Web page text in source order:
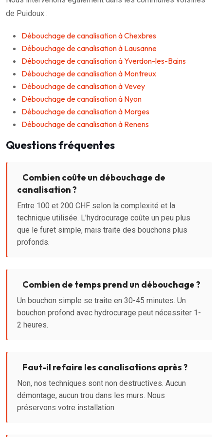
de Puidoux :
Débouchage de canalisation à Chexbres
Débouchage de canalisation à Lausanne
Débouchage de canalisation à Yverdon-les-Bains
Débouchage de canalisation à Montreux
Débouchage de canalisation à Vevey
Débouchage de canalisation à Nyon
Débouchage de canalisation à Morges
Débouchage de canalisation à Renens
Questions fréquentes
Combien coûte un débouchage de
canalisation ?
Entre 100 et 200 CHF selon la complexité et la
technique utilisée. L'hydrocurage coûte un peu plus
que le furet simple, mais traite des bouchons plus
profonds.
Combien de temps prend un débouchage ?
Un bouchon simple se traite en 30-45 minutes. Un
bouchon profond avec hydrocurage peut nécessiter 1-
2 heures.
Faut-il refaire les canalisations après ?
Non, nos techniques sont non destructives. Aucun
démontage, aucun trou dans les murs. Nous
préservons votre installation.